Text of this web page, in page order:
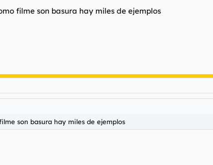
filme son basura hay miles de ejemplos
son basura hay miles de ejemplos